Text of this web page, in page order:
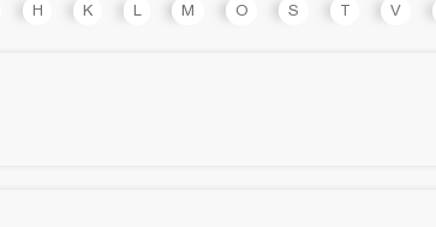
H K L M O S T V